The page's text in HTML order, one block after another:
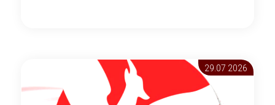
29.07 2026